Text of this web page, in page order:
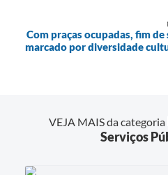
Com praças ocupadas, fim
marcado por diversidade
VEJA MAIS da categoria
Serviços